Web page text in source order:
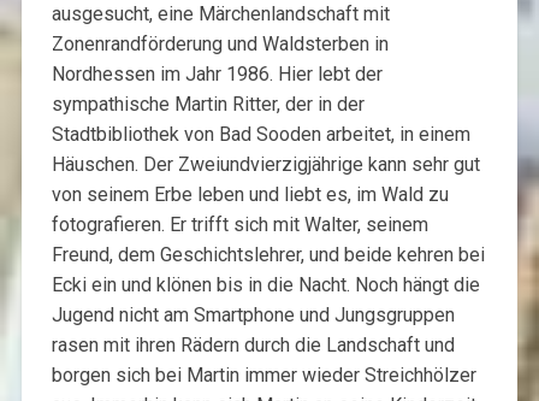
ausgesucht, eine Märchenlandschaft mit
Zonenrandförderung und Waldsterben in
Nordhessen im Jahr 1986. Hier lebt der
sympathische Martin Ritter, der in der
Stadtbibliothek von Bad Sooden arbeitet, in einem
Häuschen. Der Zweiundvierzigjährige kann sehr gut
von seinem Erbe leben und liebt es, im Wald zu
fotografieren. Er trifft sich mit Walter, seinem
Freund, dem Geschichtslehrer, und beide kehren bei
Ecki ein und klönen bis in die Nacht. Noch hängt die
Jugend nicht am Smartphone und Jungsgruppen
rasen mit ihren Rädern durch die Landschaft und
borgen sich bei Martin immer wieder Streichhölzer